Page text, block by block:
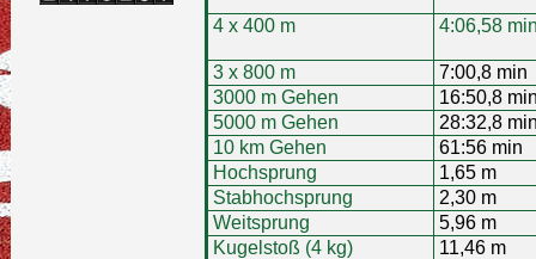
4 x 400 m 4:06,58
3 x 800 m
7:00,8 min
3000 m Gehen
16:50,8
5000 m Gehen
28:32,8
10 km Gehen
61:56 min
Hochsprung
1,65 m
Stabhochsprung
2,30 m
Weitsprung
5,96 m
Kugelstoß (4 kg)
11,46 m